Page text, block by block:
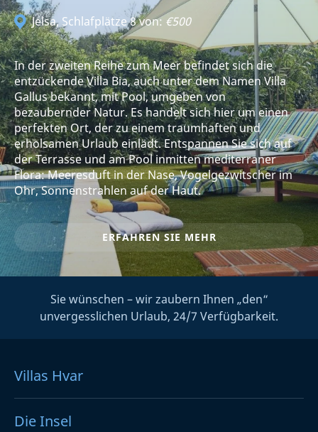
Jelsa, Schlafplätze 8 von: €500
In der zweiten Reihe zum Meer befindet sich die
entzückende Villa Bia, auch unter dem Namen Villa
Gallus bekannt, mit Pool, umgeben von
bezaubernder Natur. Es handelt sich hier um einen
perfekten Ort, der zu einem traumhaften und
erholsamen Urlaub einlädt. Entspannen Sie sich auf
der Terrasse und am Pool inmitten mediterraner
Flora: Meeresduft in der Nase, Vogelgezwitscher im
Ohr, Sonnenstrahlen auf der Haut.
ERFAHREN SIE MEHR
Sie wünschen – wir zaubern Ihnen „den“
unvergesslichen Urlaub, 24/7 Verfügbarkeit.
Villas Hvar
Die Insel